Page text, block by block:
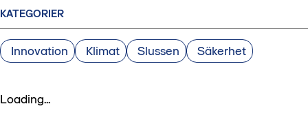
KATEGORIER
Innovation Klimat Slussen Säkerhet
Loading...